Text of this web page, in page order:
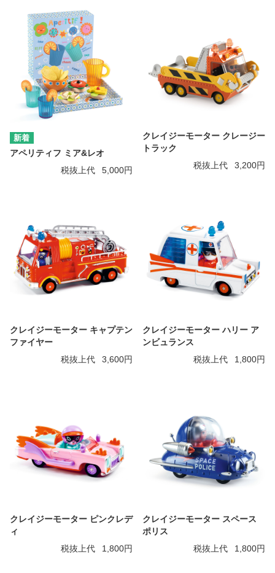
アペリティフ ミア&レオ
税抜上代
5,000円
クレイジーモーター クレージー
トラック
税抜上代
3,200円
クレイジーモーター キャプテン
ファイヤー
税抜上代
3,600円
クレイジーモーター ハリー ア
ンビュランス
税抜上代
1,800円
クレイジーモーター ピンクレデ
ィ
税抜上代
1,800円
クレイジーモーター スペース
ポリス
税抜上代
1,800円